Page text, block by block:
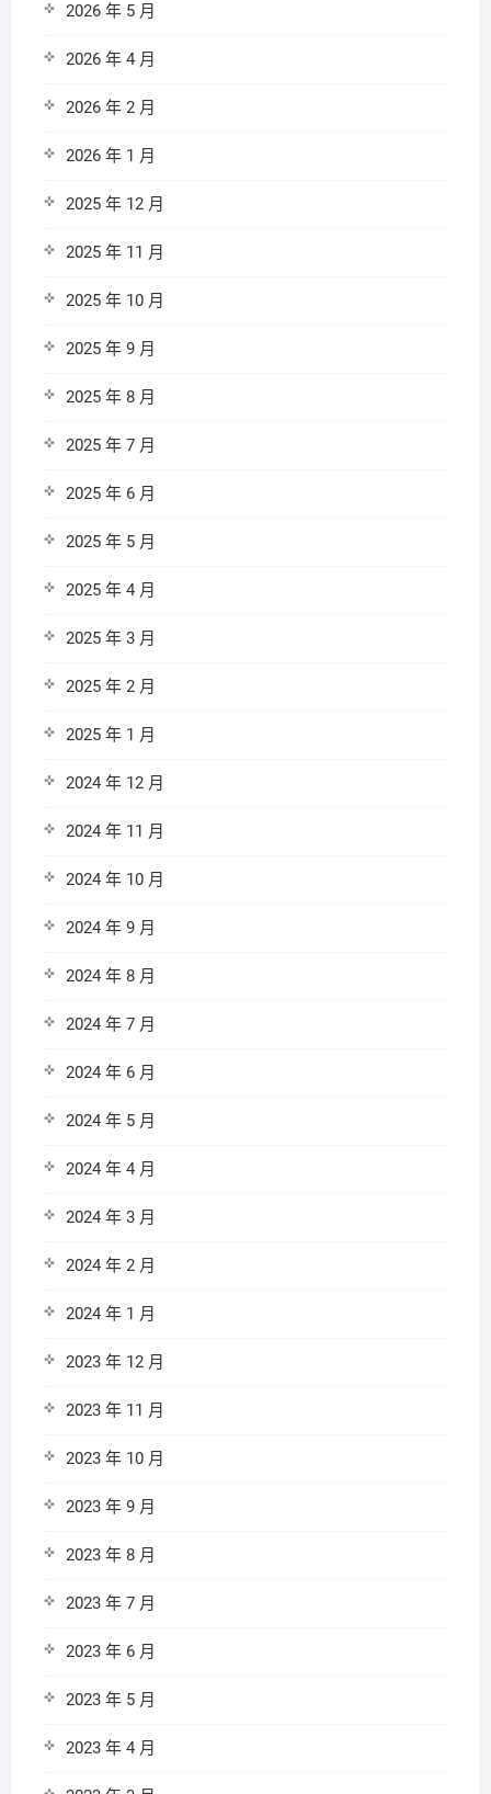
2026 年 5 月
2026 年 4 月
2026 年 2 月
2026 年 1 月
2025 年 12 月
2025 年 11 月
2025 年 10 月
2025 年 9 月
2025 年 8 月
2025 年 7 月
2025 年 6 月
2025 年 5 月
2025 年 4 月
2025 年 3 月
2025 年 2 月
2025 年 1 月
2024 年 12 月
2024 年 11 月
2024 年 10 月
2024 年 9 月
2024 年 8 月
2024 年 7 月
2024 年 6 月
2024 年 5 月
2024 年 4 月
2024 年 3 月
2024 年 2 月
2024 年 1 月
2023 年 12 月
2023 年 11 月
2023 年 10 月
2023 年 9 月
2023 年 8 月
2023 年 7 月
2023 年 6 月
2023 年 5 月
2023 年 4 月